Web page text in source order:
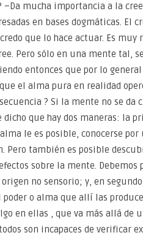
–Da mucha importancia a la
en bases dogmáticas. El
que lo hace actuar. Es muy
Pero sólo en una mente tal,
entonces que por lo
el alma pura en realidad
? Si la mente no se da
dicho que hay dos maneras: la
le es posible, conocerse
Pero también es posible
sobre la mente.
no sensorio; y, en
o alma que allí las
en ellas , que va más allá de
son incapaces de verificar